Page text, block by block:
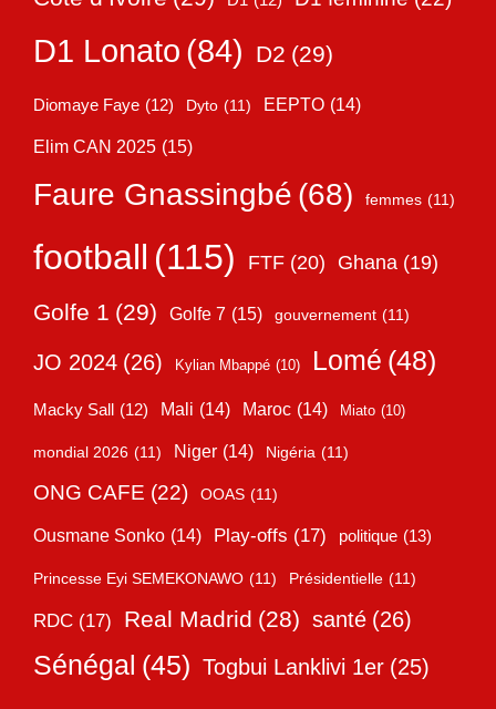
D1 Lonato (84) D2 (29)
Diomaye Faye (12) Dyto (11) EEPTO (14)
Elim CAN 2025 (15)
Faure Gnassingbé (68) femmes (11)
football (115) FTF (20) Ghana (19)
Golfe 1 (29) Golfe 7 (15) gouvernement (11)
JO 2024 (26) Kylian Mbappé (10) Lomé (48)
Macky Sall (12) Mali (14) Maroc (14) Miato (10)
mondial 2026 (11) Niger (14) Nigéria (11)
ONG CAFE (22) OOAS (11)
Ousmane Sonko (14) Play-offs (17) politique (13)
Princesse Eyi SEMEKONAWO (11) Présidentielle (11)
RDC (17) Real Madrid (28) santé (26)
Sénégal (45) Togbui Lanklivi 1er (25)